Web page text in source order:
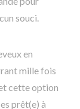
souci.
en
mille fois
cette option
prêt(e) à